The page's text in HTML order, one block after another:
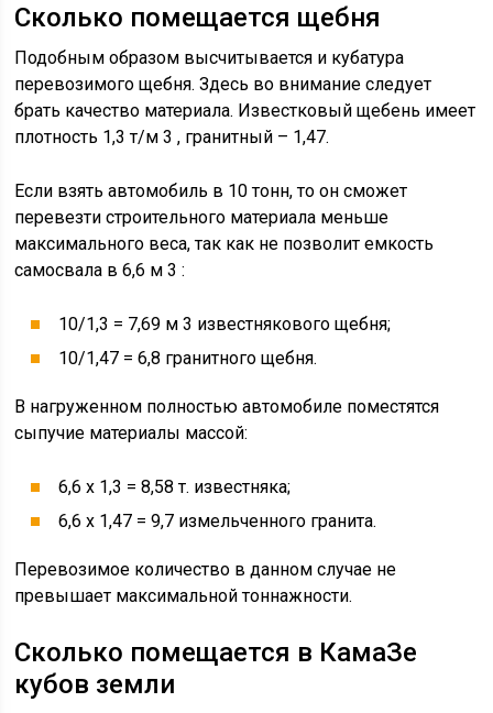
Сколько помещается щебня
Подобным образом высчитывается и кубатура
перевозимого щебня. Здесь во внимание следует
брать качество материала. Известковый щебень имеет
плотность 1,3 т/м 3 , гранитный – 1,47.
Если взять автомобиль в 10 тонн, то он сможет
перевезти строительного материала меньше
максимального веса, так как не позволит емкость
самосвала в 6,6 м 3 :
10/1,3 = 7,69 м 3 известнякового щебня;
10/1,47 = 6,8 гранитного щебня.
В нагруженном полностью автомобиле поместятся
сыпучие материалы массой:
6,6 х 1,3 = 8,58 т. известняка;
6,6 х 1,47 = 9,7 измельченного гранита.
Перевозимое количество в данном случае не
превышает максимальной тоннажности.
Сколько помещается в КамаЗе
кубов земли